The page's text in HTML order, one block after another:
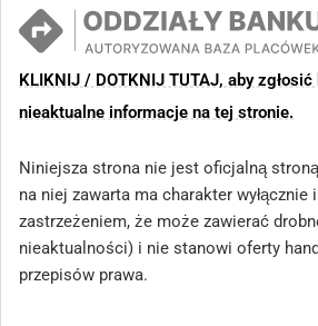
KLIKNIJ / DOTKNIJ TUTAJ, aby zgłosić
nieaktualne informacje na tej stronie.
Niniejsza strona nie jest oficjalną
na niej zawarta ma charakter wyłącznie
zastrzeżeniem, że może zawierać
nieaktualności) i nie stanowi oferty
przepisów prawa.